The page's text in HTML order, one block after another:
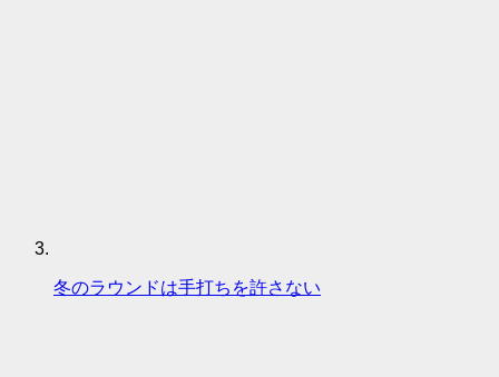
冬のラウンドは手打ちを許さない